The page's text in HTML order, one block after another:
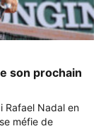
son prochain
Rafael Nadal en
méfie de